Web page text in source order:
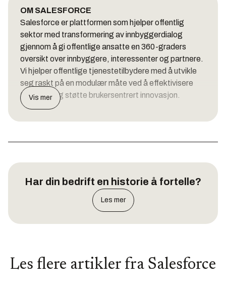
OM SALESFORCE
Salesforce er plattformen som hjelper offentlig
sektor med transformering av innbyggerdialog
gjennom å gi offentlige ansatte en 360-graders
oversikt over innbyggere, interessenter og partnere.
Vi hjelper offentlige tjenestetilbydere med å utvikle
seg raskt på en modulær måte ved å effektivisere
tjenester og støtte brukersentrert innovasjon.
Vis mer
Har din bedrift en historie å fortelle?
Les mer
Les flere artikler fra Salesforce